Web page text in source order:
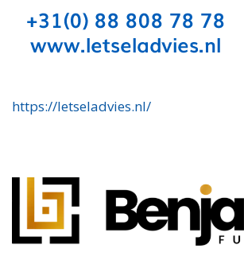
https://letseladvies.nl/